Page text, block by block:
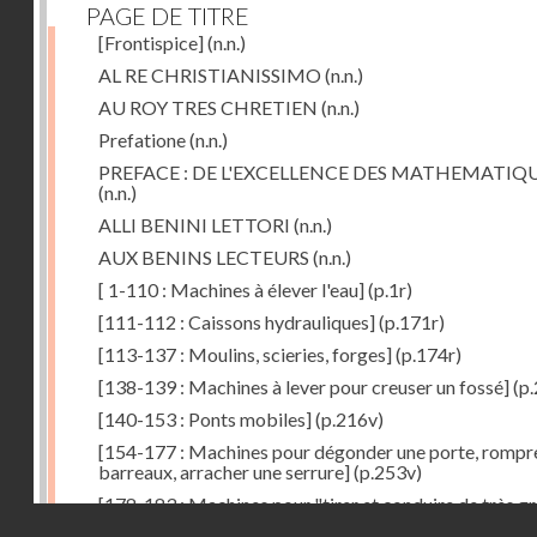
PAGE DE TITRE
[Frontispice](n.n.)
AL RE CHRISTIANISSIMO (n.n.)
AU ROY TRES CHRETIEN (n.n.)
Prefatione(n.n.)
PREFACE : DE L'EXCELLENCE DES
(n.n.)
ALLI BENINI LETTORI (n.n.)
AUX BENINS LECTEURS (n.n.)
[ 1-110 : Machines à élever l'eau](p.1r)
[111-112 : Caissons hydrauliques](p.171r)
[113-137 : Moulins, scieries, forges](p.174r)
[138-139 : Machines à lever pour creuser un fossé]
[140-153 : Ponts mobiles](p.216v)
[154-177 : Machines pour dégonder une porte,
barreaux, arracher une serrure](p.253v)
[178-183 : Machines pour "tirer et conduire de très